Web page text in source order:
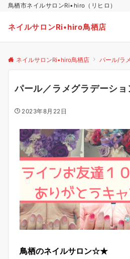
鳥栖市ネイルサロンRi•hiro（リヒロ）
ネイルサロンRi•hiro鳥栖店
ネイルサロンRi•hiro鳥栖店 パール/ラ
パール／ラメグラデーショ
2023年8月22日
鳥栖のネイルサロン☆★